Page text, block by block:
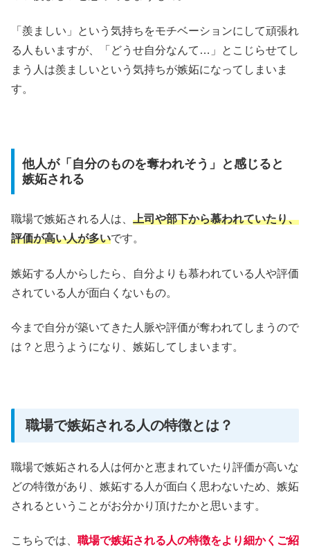
「羨ましい」という気持ちをモチベーションにして頑張れ
る人もいますが、「どうせ自分なんて…」とこじらせてし
まう人は羨ましいという気持ちが嫉妬になってしまいま
す。
他人が「自分のものを奪われそう」と感じると
嫉妬される
職場で嫉妬される人は、 上司や部下から慕われていたり、
評価が高い人が多いです。
嫉妬する人からしたら、自分よりも慕われている人や評価
されている人が面白くないもの。
今まで自分が築いてきた人脈や評価が奪われてしまうので
は？と思うようになり、嫉妬してしまいます。
職場で嫉妬される人の特徴とは？
職場で嫉妬される人は何かと恵まれていたり評価が高いな
どの特徴があり、嫉妬する人が面白く思わないため、嫉妬
されるということがお分かり頂けたかと思います。
こちらでは、 職場で嫉妬される人の特徴をより細かくご紹